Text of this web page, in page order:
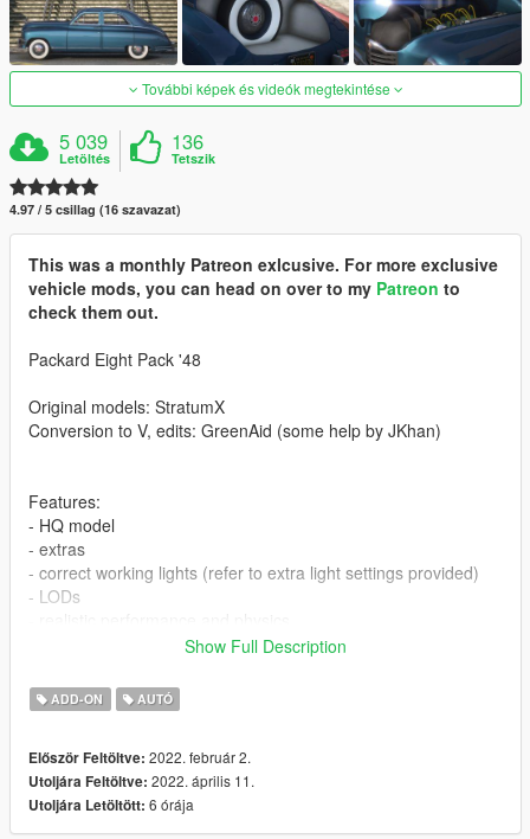
További képek és videók megtekintése
5 039
Letöltés
136
Tetszik
4.97 / 5 csillag (16 szavazat)
This was a monthly Patreon exlcusive. For more exclusive
vehicle mods, you can head on over to my Patreon to
check them out.
Packard Eight Pack '48
Original models: StratumX
Conversion to V, edits: GreenAid (some help by JKhan)
Features:
- HQ model
- extras
- correct working lights (refer to extra light settings provided)
- LODs
- factory spawn colours (requires this mod to be installed, else
mods.com/misc/classic-car-colours-greenaid)
- custom gear ratios (refer to extra folder)
required)
Issues:
- head may clip slightly during certain animations
Show Full Description
ADD-ON AUTÓ
Először Feltöltve: 2022. február 2.
Utoljára Feltöltve: 2022. április 11.
Utoljára Letöltött: 6 órája